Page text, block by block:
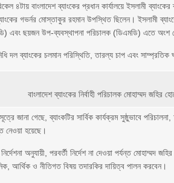
৪টায় বাংলাদেশ ব্যাংকের প্রধান কার্যালয়ে ইসলামী
গভর্নর মোস্তাকুর রহমান উপস্থিত ছিলেন। ইসলামী
এবং ছয়জন উপ-ব্যবস্থাপনা পরিচালক (ডিএমডি) এতে অংশ
দল ব্যাংকের চলমান পরিস্থিতি, তারল্য চাপ এবং
বাংলাদেশ ব্যাংকের নির্বাহী পরিচালক মোহাম্মদ
জানা গেছে, ব্যাংকটির সার্বিক কার্যক্রম সুষ্ঠুভাবে
নেওয়া হয়েছে।
নির্দেশনা অনুযায়ী, পরবর্তী নির্দেশ না দেওয়া পর্যন্ত মোহাম্মদ
আর্থিক ও নীতিগত বিষয় তদারকির দায়িত্ব পালন করবেন।